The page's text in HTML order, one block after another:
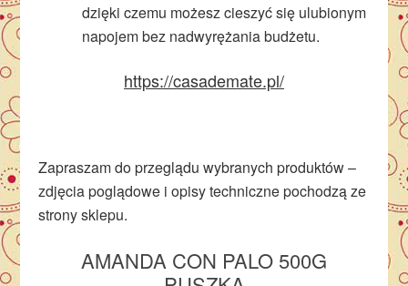
dzięki czemu możesz cieszyć się ulubionym
napojem bez nadwyrężania budżetu.
https://casademate.pl/
Zapraszam do przeglądu wybranych produktów –
zdjęcia poglądowe i opisy techniczne pochodzą ze
strony sklepu.
AMANDA CON PALO 500G